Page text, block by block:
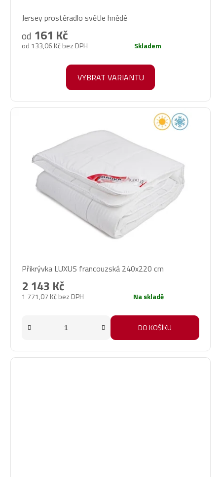
hodnocení
produktu
je
Jersey prostěradlo světle hnědé
od 133,06 Kč bez DPH
od 161 Kč
Skladem
VYBRAT VARIANTU
Přikrývka LUXUS francouzská 240x220 cm
1 771,07 Kč bez DPH
2 143 Kč
Na skladě
DO KOŠÍKU